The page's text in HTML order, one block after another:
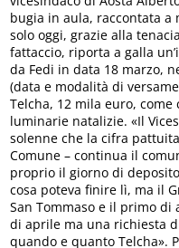
bugia in aula, raccontata a
solo oggi, grazie alla
fattaccio, riporta a galla
da Fedi in data 18 marzo,
(data e modalità di
Telcha, 12 mila euro,
luminarie natalizie. «Il
solenne che la cifra
Comune – continua il
proprio il giorno di
cosa poteva finire lì, ma il
San Tommaso e il primo
di aprile ma una richiesta
quando e quanto Telcha».